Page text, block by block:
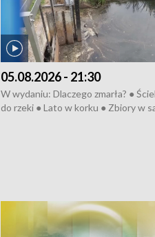
05.08.2026 - 21:30
W wydaniu: Dlaczego zmarła? ●
do rzeki ● Lato w korku ● Zbiory w